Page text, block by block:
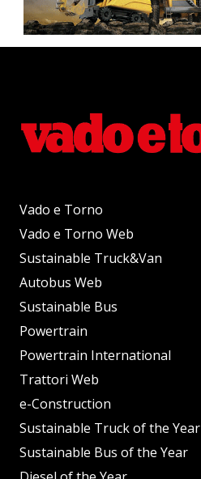
Vado e Torno
Vado e Torno Web
Sustainable Truck&Van
Autobus Web
Sustainable Bus
Powertrain
Powertrain International
Trattori Web
e-Construction
Sustainable Truck of the Year
Sustainable Bus of the Year